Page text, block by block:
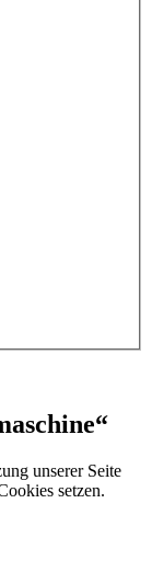
unserer Seite
setzen.